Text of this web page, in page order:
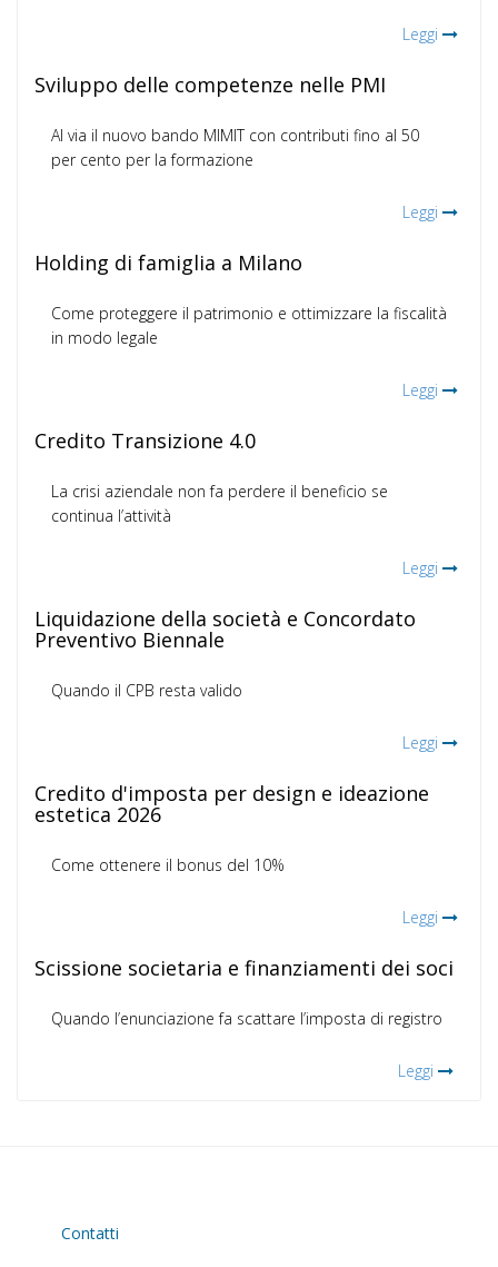
Leggi
Sviluppo delle competenze nelle PMI
Al via il nuovo bando MIMIT con contributi fino al 50
per cento per la formazione
Leggi
Holding di famiglia a Milano
Come proteggere il patrimonio e ottimizzare la fiscalità
in modo legale
Leggi
Credito Transizione 4.0
La crisi aziendale non fa perdere il beneficio se
continua l’attività
Leggi
Liquidazione della società e Concordato
Preventivo Biennale
Quando il CPB resta valido
Leggi
Credito d'imposta per design e ideazione
estetica 2026
Come ottenere il bonus del 10%
Leggi
Scissione societaria e finanziamenti dei soci
Quando l’enunciazione fa scattare l’imposta di registro
Leggi
Contatti